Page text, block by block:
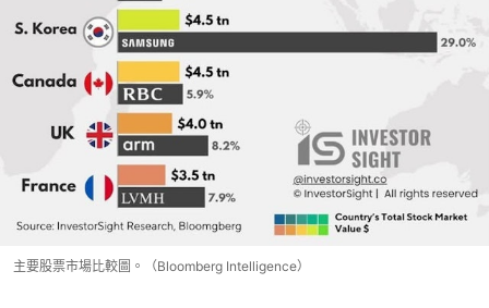
主要股票市場比較圖。（Bloomberg Intelligence）